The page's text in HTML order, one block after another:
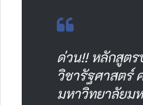
ด่วน!! หลักสูต
วิชารัฐศาสตร์
มหาวิทยาลัยม